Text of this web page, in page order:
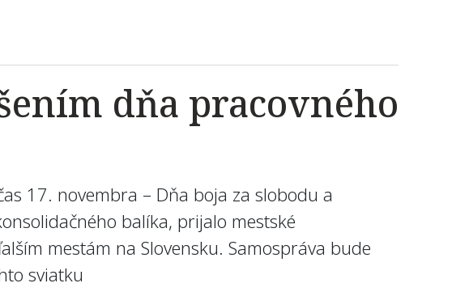
dňa pracovného
17. novembra – Dňa boja za slobodu a
balíka, prijalo mestské
mestám na Slovensku. Samospráva bude
sviatku